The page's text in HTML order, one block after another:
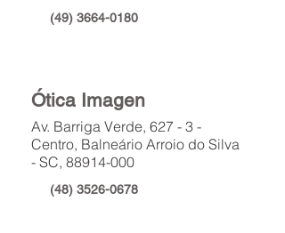
(49) 3664-0180
Ótica Imagen
Av. Barriga Verde, 627 - 3 -
Centro, Balneário Arroio do Silva
- SC, 88914-000
(48) 3526-0678